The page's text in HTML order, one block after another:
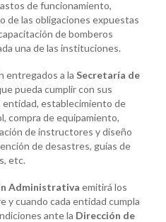
de funcionamiento,
de las obligaciones expuestas
de bomberos
una de las instituciones.
entregados a la Secretaría de
pueda cumplir con sus
entidad, establecimiento de
compra de equipamiento,
de instructores y diseño
de desastres, guías de
etc.
Administrativa emitirá los
y cuando cada entidad cumpla
ante la Dirección de